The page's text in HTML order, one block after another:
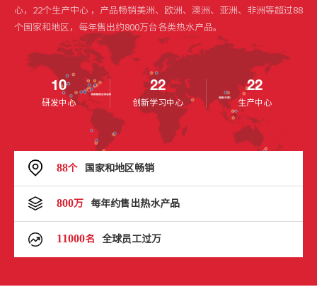
心，22个生产中心 ，产品畅销美洲、欧洲、澳洲、亚洲、非洲等超过88
个国家和地区，每年售出约800万台各类热水产品。
10
研发中心
22
创新学习中心
22
生产中心
88个 国家和地区畅销
800万 每年约售出热水产品
11000名 全球员工过万